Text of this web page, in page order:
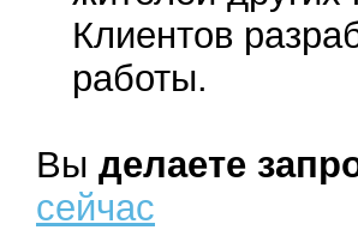
Клиентов
работы.
Вы делаете
сейчас